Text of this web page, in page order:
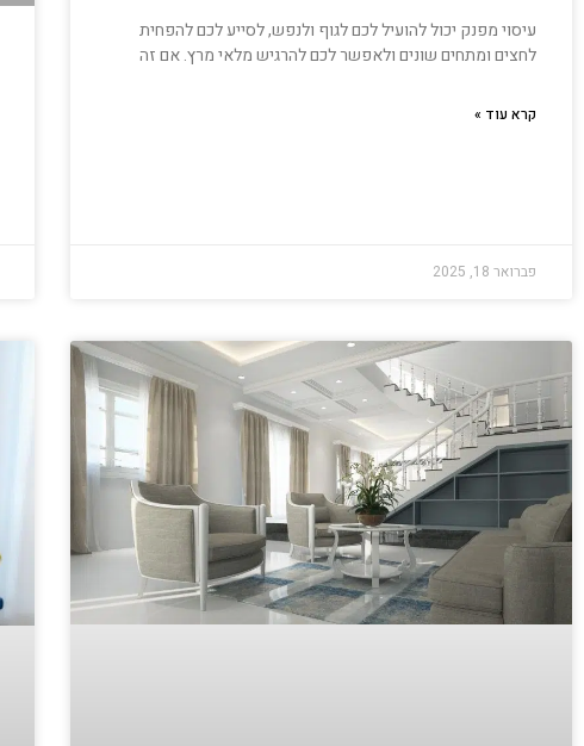
עיסוי מפנק יכול להועיל לכם לגוף ולנפש, לסייע לכם להפחית
לחצים ומתחים שונים ולאפשר לכם להרגיש מלאי מרץ. אם זה
קרא עוד »
פברואר 18, 2025